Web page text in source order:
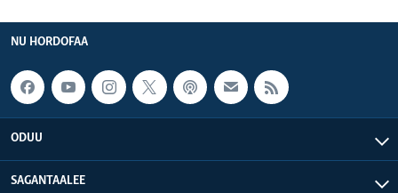
NU HORDOFAA
ODUU
SAGANTAALEE